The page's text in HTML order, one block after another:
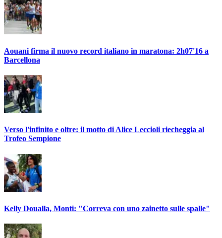
Aouani firma il nuovo record italiano in maratona: 2h07'16 a
Barcellona
Verso l'infinito e oltre: il motto di Alice Leccioli riecheggia al
Trofeo Sempione
Kelly Doualla, Monti: "Correva con uno zainetto sulle spalle"